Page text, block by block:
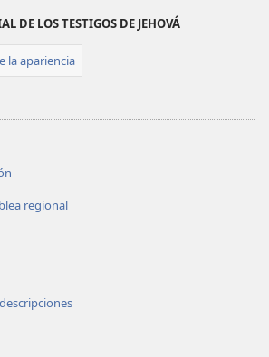
DE LOS TESTIGOS DE JEHOVÁ
la apariencia
regional